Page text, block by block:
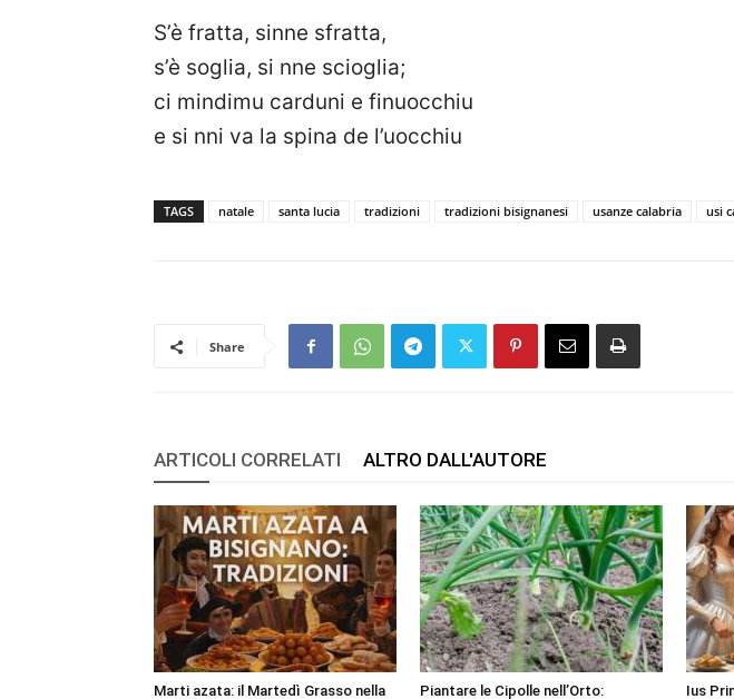
S’è fratta, sinne sfratta,
s’è soglia, si nne scioglia;
ci mindimu carduni e finuocchiu
e si nni va la spina de l’uocchiu
TAGS natale santa lucia tradizioni tradizioni bisignanesi usanze calabria usi
Share
ARTICOLI CORRELATI ALTRO DALL'AUTORE
Marti azata: il Martedì Grasso nella Piantare le Cipolle nell’Orto: Ius